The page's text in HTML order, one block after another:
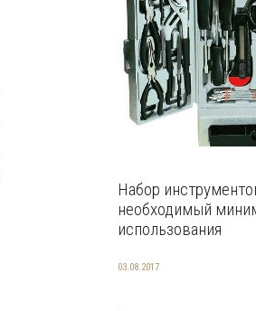
Набор
необходимый
использования
03.08.2017